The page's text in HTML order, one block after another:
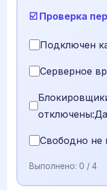
☑️ Проверка
Подключен
Серверное
отключены:Да
Свободно не
Выполнено: 0 / 4